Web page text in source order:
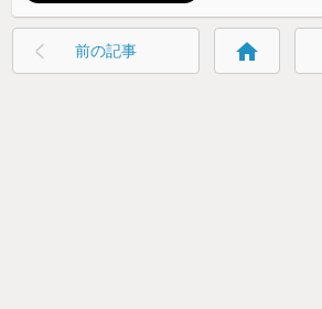
前の記事 home